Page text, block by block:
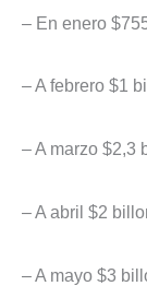
– En enero
– A febrero $1
– A marzo $2,3
– A abril $2
– A mayo $3